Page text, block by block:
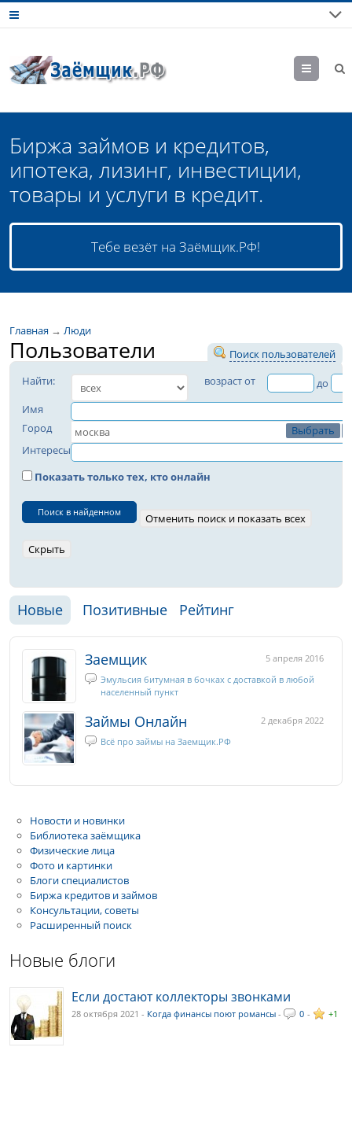
Биржа займов и кредитов,
ипотека, лизинг, инвестиции,
товары и услуги в кредит.
Тебе везёт на Заёмщик.РФ!
Главная → Люди
Поиск пользователей
Пользователи
Найти: возраст от
до
Имя
Город
Выбрать
Интересы
Показать только тех, кто онлайн
Поиск в найденном
Новые Позитивные Рейтинг
5 апреля 2016
Заемщик
Эмульсия битумная в бочках с доставкой в любой
населенный пункт
2 декабря 2022
Займы Онлайн
Всё про займы на Заемщик.РФ
Новости и новинки
Библиотека заёмщика
Физические лица
Фото и картинки
Блоги специалистов
Биржа кредитов и займов
Консультации, советы
Расширенный поиск
Новые блоги
Если достают коллекторы звонками
28 октября 2021 - Когда финансы поют романсы - 0 - +1